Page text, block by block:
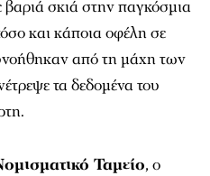
σκιά στην παγκόσμια
και κάποια οφέλη σε
από τη μάχη των
τα δεδομένα του
Ταμείο, ο